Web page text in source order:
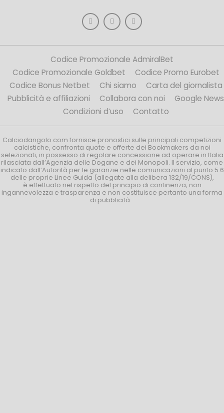
Codice Promozionale AdmiralBet
Codice Promozionale Goldbet
Codice Promo Eurobet
Codice Bonus Netbet
Chi siamo
Carta del giornalista
Pubblicità e affiliazioni
Collabora con noi
Google News
Condizioni d’uso
Contatto
Calciodangolo.com fornisce pronostici sulle principali competizioni
calcistiche, confronta quote e offerte dei Bookmakers da noi
selezionati, in possesso di regolare concessione ad operare in Italia
rilasciata dall’Agenzia delle Dogane e dei Monopoli. Il servizio, come
indicato dall’Autorità per le garanzie nelle comunicazioni al punto 5.6
delle proprie Linee Guida (allegate alla delibera 132/19/CONS),
è effettuato nel rispetto del principio di continenza, non
ingannevolezza e trasparenza e non costituisce pertanto una forma
di pubblicità.